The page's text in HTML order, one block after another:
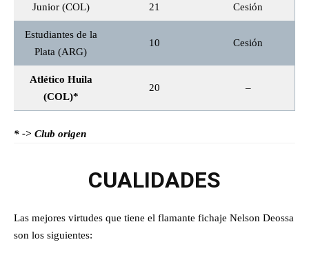
Junior (COL) 21 Cesión
Estudiantes de la
Plata (ARG)
10 Cesión
Atlético Huila
(COL)*
20 –
* -> Club origen
CUALIDADES
Las mejores virtudes que tiene el flamante fichaje Nelson Deossa
son los siguientes: